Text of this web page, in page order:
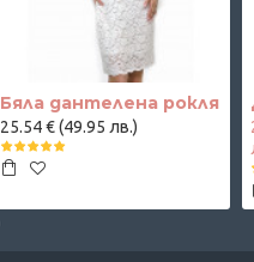
Бяла дантелена рокля
25.54 € (49.95 лв.)